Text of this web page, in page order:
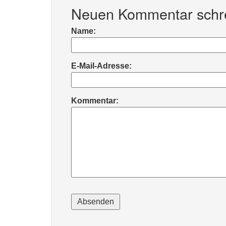
Neuen Kommentar
Name:
E-Mail-Adresse:
Kommentar: